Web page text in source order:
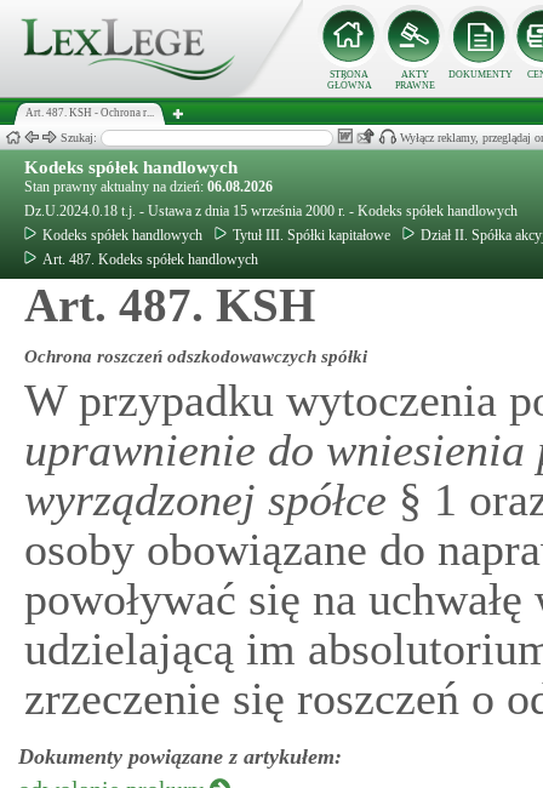
STRONA
GŁÓWNA
AKTY
PRAWNE
DOKUMENTY
Art. 487. KSH - Ochrona r...
Szukaj: Wyłącz reklamy, przeglądaj
Kodeks spółek handlowych
Stan prawny aktualny na dzień: 06.08.2026
Dz.U.2024.0.18 t.j. - Ustawa z dnia 15 września 2000 r. - Kodeks spółek handlowych
Kodeks spółek handlowych
Tytuł III. Spółki kapitałowe
Dział II. Spółka
Art. 487. Kodeks spółek handlowych
Art. 487. KSH
Ochrona roszczeń odszkodowawczych spółki
W przypadku wytoczenia
uprawnienie do wniesienia
wyrządzonej spółce § 1
osoby obowiązane do
powoływać się na
udzielającą im
zrzeczenie się roszczeń o
Dokumenty powiązane z artykułem: